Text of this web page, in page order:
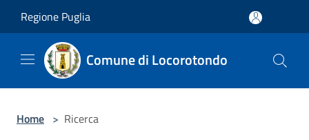
Regione Puglia
Comune di Locorotondo
Home > Ricerca